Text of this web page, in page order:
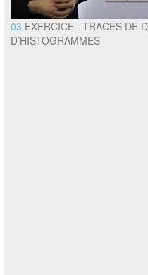
03 EXERCICE : TRACÉS DE
D’HISTOGRAMMES